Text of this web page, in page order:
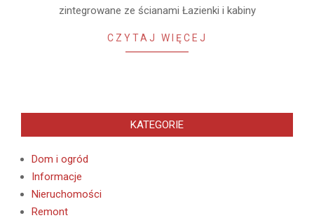
zintegrowane ze ścianami Łazienki i kabiny
CZYTAJ WIĘCEJ
KATEGORIE
Dom i ogród
Informacje
Nieruchomości
Remont